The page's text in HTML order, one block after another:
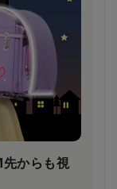
構造の楽ッ
体への負担
からも視